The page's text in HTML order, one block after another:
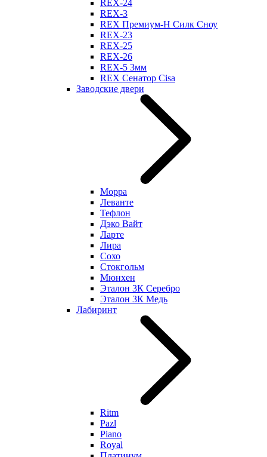
REX-24
REX-3
REX Премиум-Н Силк Сноу
REX-23
REX-25
REX-26
REX-5 3мм
REX Сенатор Cisa
Заводские двери
Морра
Леванте
Тефлон
Дэко Вайт
Ларте
Лира
Сохо
Стокгольм
Мюнхен
Эталон 3К Серебро
Эталон 3К Медь
Лабиринт
Ritm
Pazl
Piano
Royal